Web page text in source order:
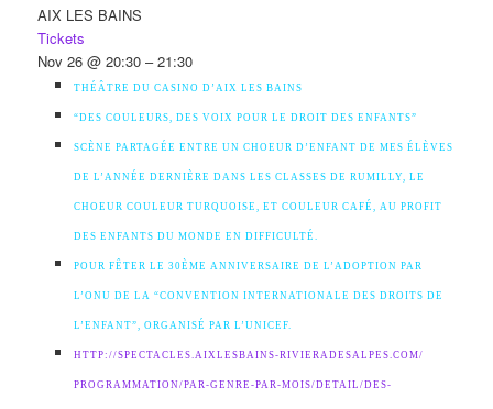
AIX LES BAINS
Tickets
Nov 26 @ 20:30 – 21:30
THÉÂTRE DU CASINO D’AIX LES BAINS
“DES COULEURS, DES VOIX POUR LE DROIT DES ENFANTS”
SCÈNE PARTAGÉE ENTRE UN CHOEUR D’ENFANT DE MES ÉLÈVES
DE L’ANNÉE DERNIÈRE DANS LES CLASSES DE RUMILLY, LE
CHOEUR COULEUR TURQUOISE, ET COULEUR CAFÉ, AU PROFIT
DES ENFANTS DU MONDE EN DIFFICULTÉ.
POUR FÊTER LE 30ÈME ANNIVERSAIRE DE L’ADOPTION PAR
L’ONU DE LA “CONVENTION INTERNATIONALE DES DROITS DE
L’ENFANT”, ORGANISÉ PAR L’UNICEF.
HTTP://SPECTACLES.AIXLESBAINS-RIVIERADESALPES.COM/
PROGRAMMATION/PAR-GENRE-PAR-MOIS/DETAIL/DES-